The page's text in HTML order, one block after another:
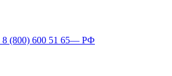
8 (800) 600 51 65— РФ